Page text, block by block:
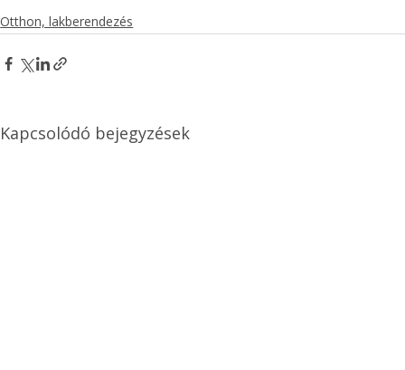
Otthon, lakberendezés
Kapcsolódó bejegyzések